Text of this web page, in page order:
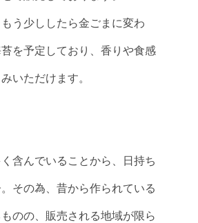
う少ししたら金ごまに変わ
を予定しており、香りや食感
いただけます。
含んでいることから、日持ち
その為、昔から作られている
のの、販売される地域が限ら